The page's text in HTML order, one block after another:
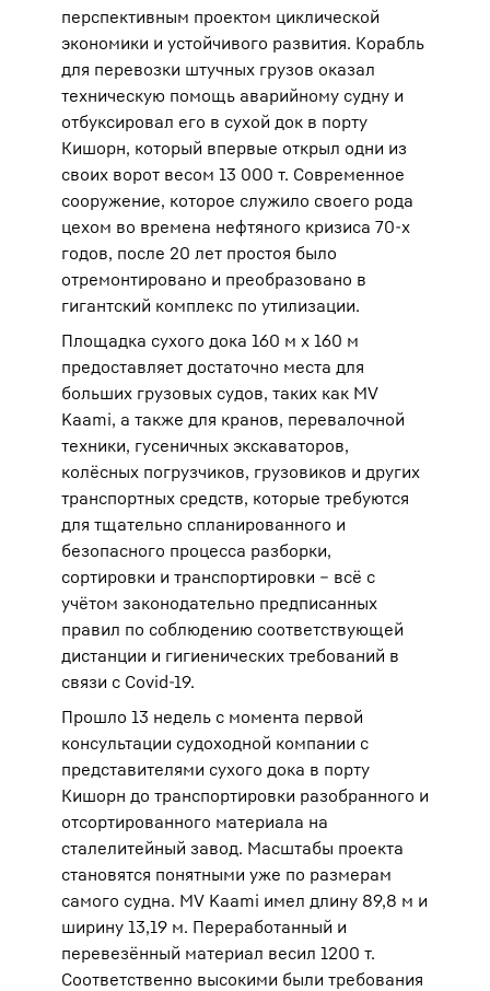
перспективным проектом циклической
экономики и устойчивого развития. Корабль
для перевозки штучных грузов оказал
техническую помощь аварийному судну и
отбуксировал его в сухой док в порту
Кишорн, который впервые открыл одни из
своих ворот весом 13 000 т. Современное
сооружение, которое служило своего рода
цехом во времена нефтяного кризиса 70-х
годов, после 20 лет простоя было
отремонтировано и преобразовано в
гигантский комплекс по утилизации.
Площадка сухого дока 160 м х 160 м
предоставляет достаточно места для
больших грузовых судов, таких как MV
Kaami, а также для кранов, перевалочной
техники, гусеничных экскаваторов,
колёсных погрузчиков, грузовиков и других
транспортных средств, которые требуются
для тщательно спланированного и
безопасного процесса разборки,
сортировки и транспортировки – всё с
учётом законодательно предписанных
правил по соблюдению соответствующей
дистанции и гигиенических требований в
связи с Covid-19.
Прошло 13 недель с момента первой
консультации судоходной компании с
представителями сухого дока в порту
Кишорн до транспортировки разобранного и
отсортированного материала на
сталелитейный завод. Масштабы проекта
становятся понятными уже по размерам
самого судна. МV Kaami имел длину 89,8 м и
ширину 13,19 м. Переработанный и
перевезённый материал весил 1200 т.
Соответственно высокими были требования